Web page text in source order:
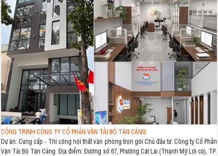
CÔNG TRÌNH CÔNG TY CỔ PHẦN VẬN TẢI BỘ TÂN CẢNG
Dự án: Cung cấp - Thi công nội thất văn phòng trọn gói Chủ đầu tư: Công ty Cổ Phần
Vận Tải Bộ Tân Cảng Địa điểm: Đường số 67, Phường Cát Lái (Thạnh Mỹ Lợi cũ), TP.